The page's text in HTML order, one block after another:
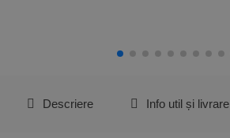
Descriere Info util și livrare